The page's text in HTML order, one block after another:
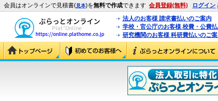
会員はオンラインで見積書(見本)を無料で作成できます 会員登録(無料) ログイン
法人のお客様 請求書払いのご案内
学校・官公庁のお客様 校費・公費
研究機関のお客様 科研費払いのご